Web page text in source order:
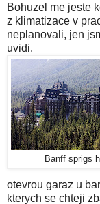
Bohuzel me jeste
z klimatizace v
neplanovali, jen
uvidi.
Banff sprigs
otevrou garaz u
kterych se chteji